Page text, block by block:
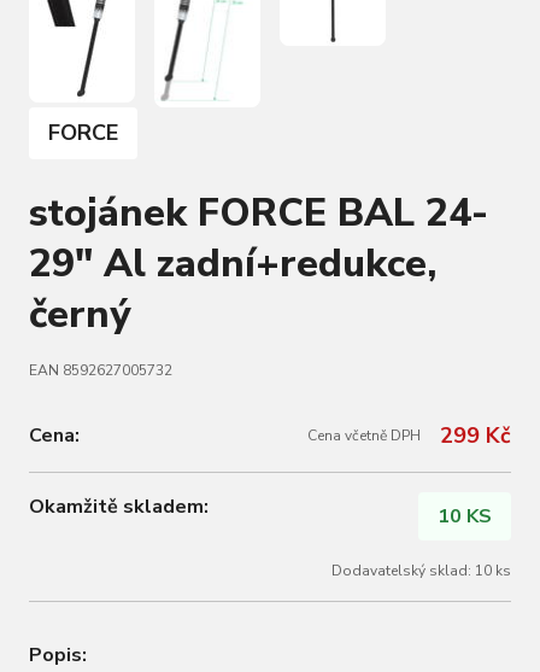
FORCE
stojánek FORCE BAL 24-
29" Al zadní+redukce,
černý
EAN 8592627005732
Cena: Cena včetně DPH 299 Kč
Okamžitě skladem: 10 KS
Dodavatelský sklad: 10 ks
Popis: